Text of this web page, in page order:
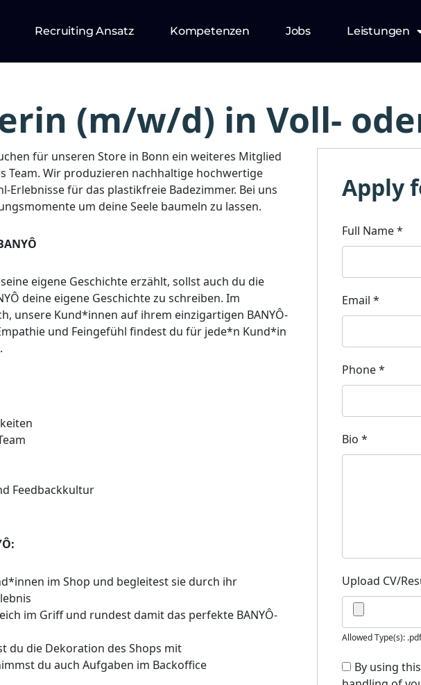
Recruiting Ansatz Kompetenzen Jobs Leistungen
(m/w/d) in Voll-
für unseren Store in Bonn ein weiteres Mitglied
Team. Wir produzieren nachhaltige hochwertige
Erlebnisse für das plastikfreie Badezimmer. Bei uns
um deine Seele baumeln zu lassen.
eigene Geschichte erzählt, sollst auch du die
deine eigene Geschichte zu schreiben. Im
unsere Kund*innen auf ihrem einzigartigen BANYÔ-
und Feingefühl findest du für jede*n Kund*in
Feedbackkultur
im Shop und begleitest sie durch ihr
im Griff und rundest damit das perfekte BANYÔ-
du die Dekoration des Shops mit
du auch Aufgaben im Backoffice
Apply
Full Name*
Email *
Phone*
Bio *
Upload CV/
Allowed Type(s): .pdf
By using